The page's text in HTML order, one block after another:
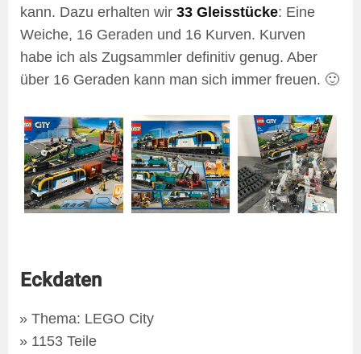
kann. Dazu erhalten wir 33 Gleisstücke: Eine
Weiche, 16 Geraden und 16 Kurven. Kurven
habe ich als Zugsammler definitiv genug. Aber
über 16 Geraden kann man sich immer freuen. 🙂
Eckdaten
Thema: LEGO City
1153 Teile